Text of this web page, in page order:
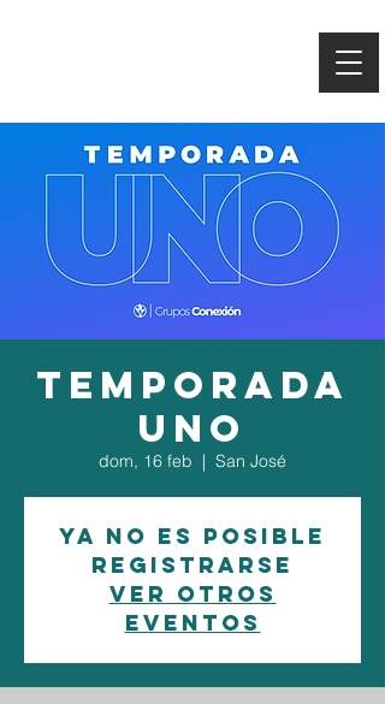
TEMPORADA
UNO
dom, 16 feb
  |
San José
Ya no es posible
registrarse
Ver otros
eventos